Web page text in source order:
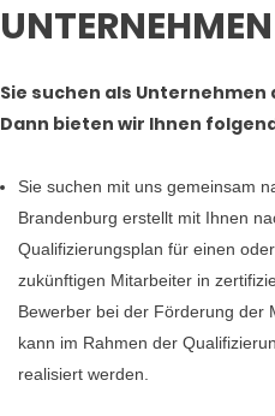
UNTERNEHMEN
Sie suchen als
Dann bieten wir Ihnen
Sie suchen mit uns gemeinsam
Brandenburg erstellt mit Ihnen
Qualifizierungsplan für einen
zukünftigen Mitarbeiter in
Bewerber bei der Förderung der
kann im Rahmen der
realisiert werden.